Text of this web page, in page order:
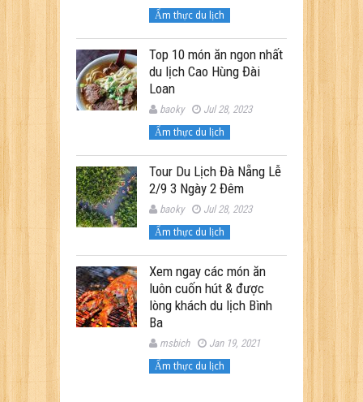
Ẩm thực du lịch
Top 10 món ăn ngon nhất
du lịch Cao Hùng Đài
Loan
baoky Jul 28, 2023
Ẩm thực du lịch
Tour Du Lịch Đà Nẵng Lễ
2/9 3 Ngày 2 Đêm
baoky Jul 28, 2023
Ẩm thực du lịch
Xem ngay các món ăn
luôn cuốn hút & được
lòng khách du lịch Bình
Ba
msbich Jan 19, 2021
Ẩm thực du lịch